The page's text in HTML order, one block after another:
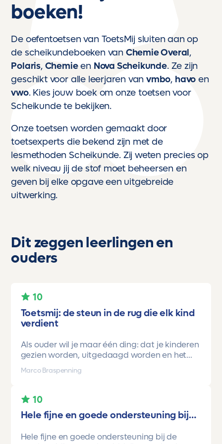
boeken!
De oefentoetsen van ToetsMij sluiten aan op
de scheikundeboeken van Chemie Overal,
Polaris, Chemieen Nova Scheikunde. Ze zijn
geschikt voor alle leerjaren vanvmbo, havo en
vwo. Kies jouw boek om onze toetsen voor
Scheikunde te bekijken.
Onze toetsen worden gemaakt door
toetsexperts die bekend zijn met de
lesmethoden Scheikunde. Zij weten precies op
welk niveau jij de stof moet beheersen en
geven bij elke opgave een uitgebreide
uitwerking.
Dit zeggen leerlingen en
ouders
10
Toetsmij: de steun in de rug die elk kind
verdient
Als ouder wil je maar één ding: dat je kinderen
gezien worden, uitgedaagd worden en het
vertrouwen krijgen dat ze méér kunnen dan ze
zelf soms denken. Voor ons is Toetsmij daarin
kader. Een lieve, slimme meid, maar soms
toetsen van Toetsmij.....helder, betrouwbaar,
Marco Braspenning
10
Hele fijne en goede ondersteuning bij…
Hele fijne en goede ondersteuning bij de